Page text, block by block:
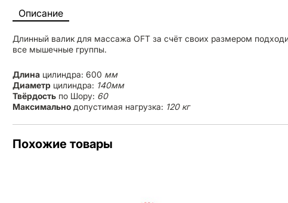
Описание
Длинный валик для массажа OFT за счёт своих размером
все мышечные группы.
Длина цилиндра: 600 мм
Диаметр цилиндра: 140мм
Твёрдость по Шору: 60
Максимально допустимая нагрузка: 120 кг
Похожие товары